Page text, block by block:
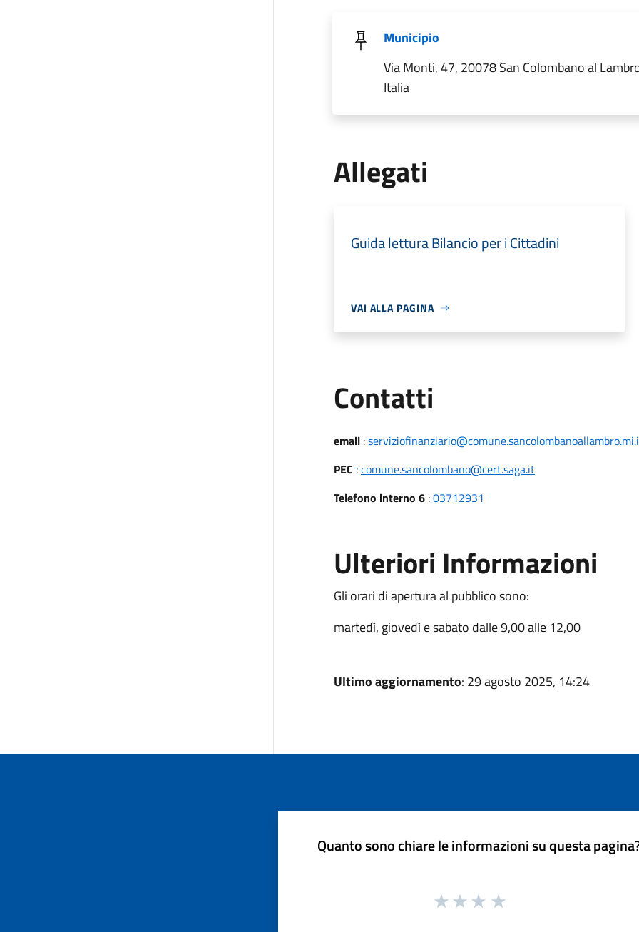
Municipio
Via Monti, 47, 20078 San Colombano al
Italia
Allegati
Guida lettura Bilancio per i Cittadini
VAI ALLA PAGINA
Contatti
email:
PEC :comune.sancolombano@cert.saga.it
Telefono interno 6:03712931
Ulteriori Informazioni
Gli orari di apertura al pubblico sono:
martedì, giovedì e sabato dalle 9,00 alle 12,00
Ultimo aggiornamento: 29 agosto 2025, 14:24
Quanto sono chiare le informazioni su questa